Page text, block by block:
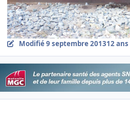
Modifié9 septembre 201312 ans